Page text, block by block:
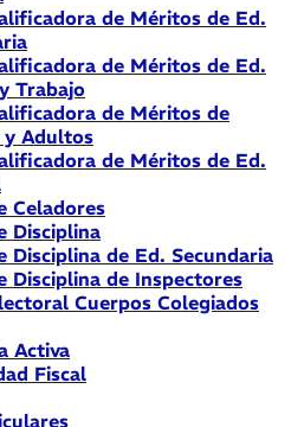
de Méritos de Ed.
de Méritos de Ed.
Trabajo
de Méritos de
y Adultos
de Méritos de Ed.
Celadores
Disciplina
Disciplina de Ed. Secundaria
Disciplina de Inspectores
Cuerpos Colegiados
Activa
Fiscal